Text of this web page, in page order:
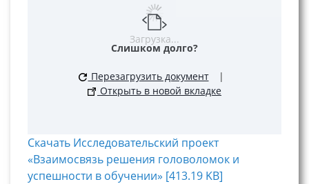
Загрузка...
Слишком долго?
Перезагрузить документ
|
Открыть в новой вкладке
Скачать Исследовательский проект
«Взаимосвязь решения головоломок и
успешности в обучении» [413.19 KB]